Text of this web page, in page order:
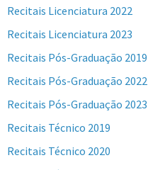
Recitais Licenciatura 2022
Recitais Licenciatura 2023
Recitais Pós-Graduação 2019
Recitais Pós-Graduação 2022
Recitais Pós-Graduação 2023
Recitais Técnico 2019
Recitais Técnico 2020